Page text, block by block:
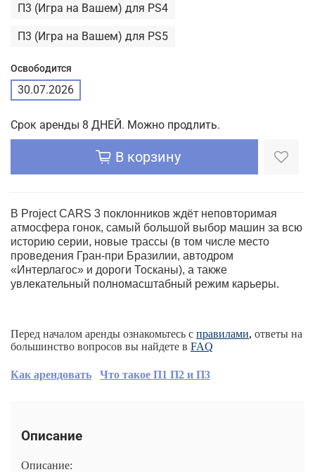
П3 (Игра на Вашем) для PS4
П3 (Игра на Вашем) для PS5
Освободится
30.07.2026
Срок аренды 8 ДНЕЙ. Можно продлить.
В корзину
В Project CARS 3 поклонников ждёт неповторимая
атмосфера гонок, самый большой выбор машин за всю
историю серии, новые трассы (в том числе место
проведения Гран-при Бразилии, автодром
«Интерлагос» и дороги Тосканы), а также
увлекательный полномасштабный режим карьеры.
Перед началом аренды ознакомьтесь с правилами, ответы на
большинство вопросов вы найдете в FAQ
Как арендовать Что такое П1 П2 и П3
Описание
Описание: